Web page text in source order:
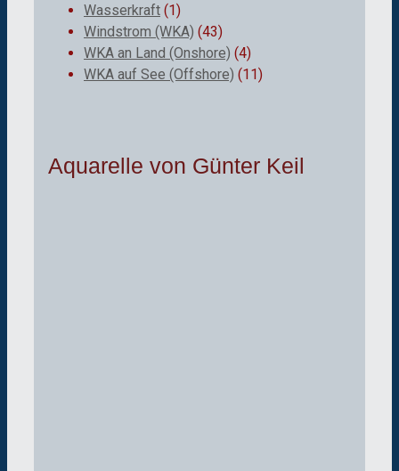
Wasserkraft (1)
Windstrom (WKA) (43)
WKA an Land (Onshore) (4)
WKA auf See (Offshore) (11)
Aquarelle von Günter Keil